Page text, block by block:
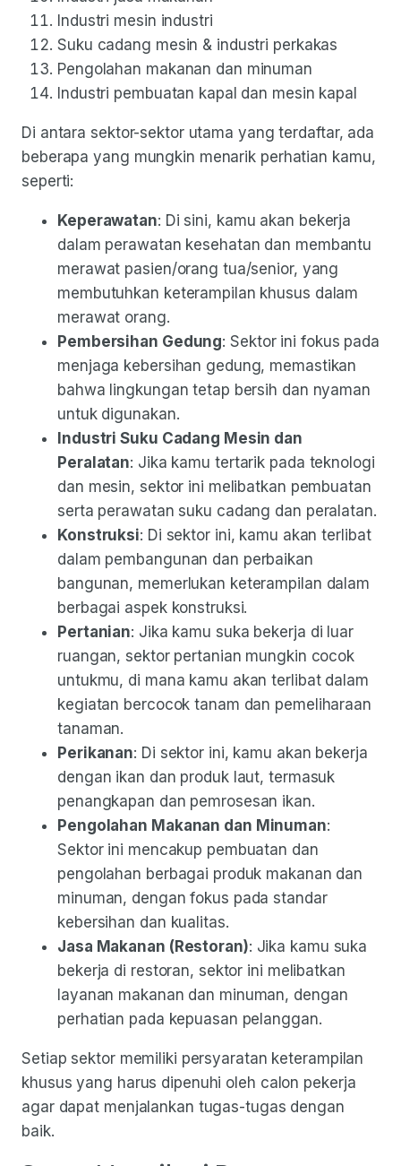
Industri mesin industri
Suku cadang mesin & industri perkakas
Pengolahan makanan dan minuman
Industri pembuatan kapal dan mesin kapal
Di antara sektor-sektor utama yang terdaftar, ada
beberapa yang mungkin menarik perhatian kamu,
seperti:
Keperawatan: Di sini, kamu akan bekerja
dalam perawatan kesehatan dan membantu
merawat pasien/orang tua/senior, yang
membutuhkan keterampilan khusus dalam
merawat orang.
Pembersihan Gedung: Sektor ini fokus pada
menjaga kebersihan gedung, memastikan
bahwa lingkungan tetap bersih dan nyaman
untuk digunakan.
Industri Suku Cadang Mesin dan
Peralatan: Jika kamu tertarik pada teknologi
dan mesin, sektor ini melibatkan pembuatan
serta perawatan suku cadang dan peralatan.
Konstruksi: Di sektor ini, kamu akan terlibat
dalam pembangunan dan perbaikan
bangunan, memerlukan keterampilan dalam
berbagai aspek konstruksi.
Pertanian: Jika kamu suka bekerja di luar
ruangan, sektor pertanian mungkin cocok
untukmu, di mana kamu akan terlibat dalam
kegiatan bercocok tanam dan pemeliharaan
tanaman.
Perikanan: Di sektor ini, kamu akan bekerja
dengan ikan dan produk laut, termasuk
penangkapan dan pemrosesan ikan.
Pengolahan Makanan dan Minuman:
Sektor ini mencakup pembuatan dan
pengolahan berbagai produk makanan dan
minuman, dengan fokus pada standar
kebersihan dan kualitas.
Jasa Makanan (Restoran): Jika kamu suka
bekerja di restoran, sektor ini melibatkan
layanan makanan dan minuman, dengan
perhatian pada kepuasan pelanggan.
Setiap sektor memiliki persyaratan keterampilan
khusus yang harus dipenuhi oleh calon pekerja
agar dapat menjalankan tugas-tugas dengan
baik.